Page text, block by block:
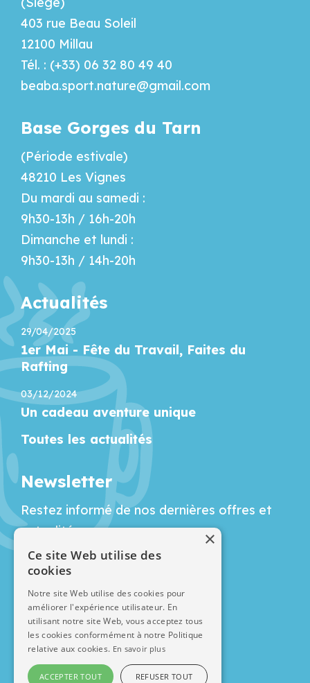
403 rue Beau Soleil
12100 Millau
Tél. : (+33) 06 32 80 49 40
beaba.sport.nature@gmail.com
Base Gorges du Tarn
(Période estivale)
48210 Les Vignes
Du mardi au samedi :
9h30-13h / 16h-20h
Dimanche et lundi :
9h30-13h / 14h-20h
Actualités
29/04/2025
1er Mai - Fête du Travail, Faites du
Rafting
03/12/2024
Un cadeau aventure unique
Toutes les actualités
Newsletter
Restez informé de nos dernières offres et
actualités :
Nos autres activités
×
Ce site Web utilise des
cookies
Notre site Web utilise des cookies pour
améliorer l'expérience utilisateur. En
utilisant notre site Web, vous acceptez tous
les cookies conformément à notre Politique
relative aux cookies. En savoir plus
ACCEPTER TOUT REFUSER TOUT